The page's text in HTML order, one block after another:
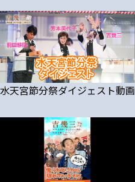
水天宮節分祭ダイジェスト動画